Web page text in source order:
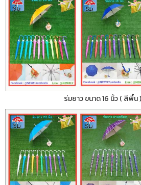
ร่มยาว ขนาด 16 นิ้ว ( สีพื้น